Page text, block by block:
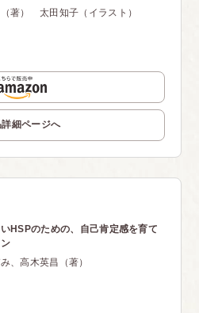
著） 太田知子（イラスト）
詳細ページへ
HSPのための、自己肯定感を育て
、高木英昌（著）